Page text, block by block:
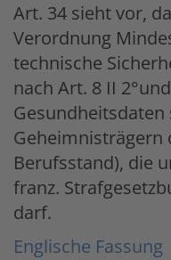
Art. 34 sieht vor,
Verordnung
technische
nach Art. 8 II
Geheimnisträgern
Berufsstand), die
franz.
darf.
Englische Fassung